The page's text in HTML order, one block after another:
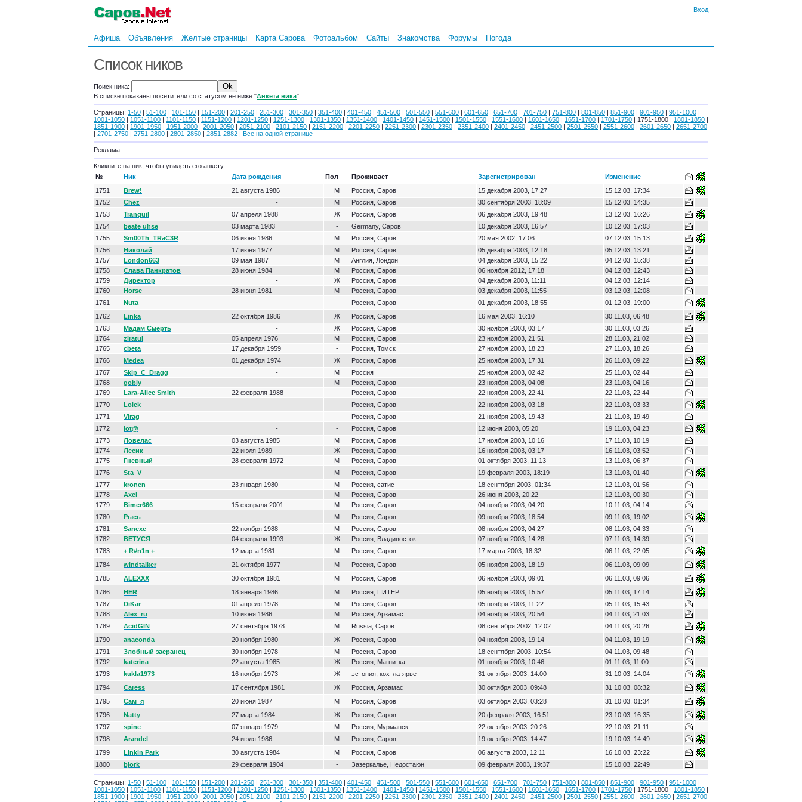
Вход
Афиша Объявления Желтые страницы Карта Сарова Фотоальбом Сайты Знакомства Форумы Погода
Список ников
Поиск ника:
В списке показаны посетители со статусом не ниже "Анкета ника".
Страницы: 1-50 | 51-100 | 101-150 | 151-200 | 201-250 | 251-300 | 301-350 | 351-400 | 401-450 | 451-500 | 501-550 | 551-600 | 601-650 | 651-700 | 701-750 | 751-800 | 801-850 | 851-900 | 901-950 | 951-1000 |
1001-1050 | 1051-1100 | 1101-1150 | 1151-1200 | 1201-1250 | 1251-1300 | 1301-1350 | 1351-1400 | 1401-1450 | 1451-1500 | 1501-1550 | 1551-1600 | 1601-1650 | 1651-1700 | 1701-1750 | 1751-1800 | 1801-1850 |
1851-1900 | 1901-1950 | 1951-2000 | 2001-2050 | 2051-2100 | 2101-2150 | 2151-2200 | 2201-2250 | 2251-2300 | 2301-2350 | 2351-2400 | 2401-2450 | 2451-2500 | 2501-2550 | 2551-2600 | 2601-2650 | 2651-2700
| 2701-2750 | 2751-2800 | 2801-2850 | 2851-2882 | Все на одной странице
Реклама:
Кликните на ник, чтобы увидеть его анкету.
№
Ник Дата рождения Пол Проживает Зарегистрирован
Изменение
1751
Brew! 21 августа 1986 М Россия, Саров 15 декабря 2003, 17:27
15.12.03, 17:34
1752
Chez - М Россия, Саров 30 сентября 2003, 18:09
15.12.03, 14:35
1753
Tranquil 07 апреля 1988 Ж Россия, Саров 06 декабря 2003, 19:48
13.12.03, 16:26
1754
beate uhse 03 марта 1983 - Germany, Саров 10 декабря 2003, 16:57
10.12.03, 17:03
1755
Sm00Th_TRaC3R 06 июня 1986 М Россия, Саров 20 мая 2002, 17:06
07.12.03, 15:13
1756
Николай 17 июня 1977 М Россия, Саров 05 декабря 2003, 12:18
05.12.03, 13:21
1757
London663 09 мая 1987 М Англия, Лондон 04 декабря 2003, 15:22
04.12.03, 15:38
1758
Слава Панкратов 28 июня 1984 М Россия, Саров 06 ноября 2012, 17:18
04.12.03, 12:43
1759
Директор - Ж Россия, Саров 04 декабря 2003, 11:11
04.12.03, 12:14
1760
Horse 28 июня 1981 М Россия, Саров 03 декабря 2003, 11:55
03.12.03, 12:08
1761
Nuta - - Россия, Саров 01 декабря 2003, 18:55
01.12.03, 19:00
1762
Linka 22 октября 1986 Ж Россия, Саров 16 мая 2003, 16:10
30.11.03, 06:48
1763
Мадам Смерть - Ж Россия, Саров 30 ноября 2003, 03:17
30.11.03, 03:26
1764
ziratul 05 апреля 1976 М Россия, Саров 23 ноября 2003, 21:51
28.11.03, 21:02
1765
cbeta 17 декабря 1959 - Россия, Томск 27 ноября 2003, 18:23
27.11.03, 18:26
1766
Medea 01 декабря 1974 Ж Россия, Саров 25 ноября 2003, 17:31
26.11.03, 09:22
1767
Skip_C_Dragg - М Россия 25 ноября 2003, 02:42
25.11.03, 02:44
1768
gobly - М Россия, Саров 23 ноября 2003, 04:08
23.11.03, 04:16
1769
Lara-Alice Smith 22 февраля 1988 - Россия, Саров 22 ноября 2003, 22:41
22.11.03, 22:44
1770
Lolek - - Россия, Саров 22 ноября 2003, 03:18
22.11.03, 03:33
1771
Virag - - Россия, Саров 21 ноября 2003, 19:43
21.11.03, 19:49
1772
lot@ - - Россия, Саров 12 июня 2003, 05:20
19.11.03, 04:23
1773
Ловелас 03 августа 1985 М Россия, Саров 17 ноября 2003, 10:16
17.11.03, 10:19
1774
Лесик 22 июля 1989 Ж Россия, Саров 16 ноября 2003, 03:17
16.11.03, 03:52
1775
Гневный 28 февраля 1972 М Россия, Саров 01 октября 2003, 11:13
13.11.03, 06:37
1776
Sta_V - М Россия, Саров 19 февраля 2003, 18:19
13.11.03, 01:40
1777
kronen 23 января 1980 М Россия, сатис 18 сентября 2003, 01:34
12.11.03, 01:56
1778
Axel - М Россия, Саров 26 июня 2003, 20:22
12.11.03, 00:30
1779
Bimer666 15 февраля 2001 М Россия, Саров 04 ноября 2003, 04:20
10.11.03, 04:14
1780
Рысь - М Россия, Саров 09 ноября 2003, 18:54
09.11.03, 19:02
1781
Sanexe 22 ноября 1988 М Россия, Саров 08 ноября 2003, 04:27
08.11.03, 04:33
1782
ВЕТУСЯ 04 февраля 1993 Ж Россия, Владивосток 07 ноября 2003, 14:28
07.11.03, 14:39
1783
+ R#n1n + 12 марта 1981 М Россия, Саров 17 марта 2003, 18:32
06.11.03, 22:05
1784
windtalker 21 октября 1977 М Россия, Саров 05 ноября 2003, 18:19
06.11.03, 09:09
1785
ALEXXX 30 октября 1981 М Россия, Саров 06 ноября 2003, 09:01
06.11.03, 09:06
1786
HER 18 января 1986 М Россия, ПИТЕР 05 ноября 2003, 15:57
05.11.03, 17:14
1787
DiKar 01 апреля 1978 М Россия, Саров 05 ноября 2003, 11:22
05.11.03, 15:43
1788
Alex_ru 10 июня 1986 М Россия, Арзамас 04 ноября 2003, 20:54
04.11.03, 21:03
1789
AcidGIN 27 сентября 1978 М Russia, Саров 08 сентября 2002, 12:02
04.11.03, 20:26
1790
anaconda 20 ноября 1980 Ж Россия, Саров 04 ноября 2003, 19:14
04.11.03, 19:19
1791
Злобный засранец 30 ноября 1978 М Россия, Саров 18 сентября 2003, 10:54
04.11.03, 09:48
1792
katerina 22 августа 1985 Ж Россия, Магнитка 01 ноября 2003, 10:46
01.11.03, 11:00
1793
kukla1973 16 ноября 1973 Ж эстония, кохтла-ярве 31 октября 2003, 14:00
31.10.03, 14:04
1794
Caress 17 сентября 1981 Ж Россия, Арзамас 30 октября 2003, 09:48
31.10.03, 08:32
1795
Сам_я 20 июня 1987 М Россия, Саров 03 октября 2003, 03:28
31.10.03, 01:34
1796
Natty 27 марта 1984 Ж Россия, Саров 20 февраля 2003, 16:51
23.10.03, 16:35
1797
spine 07 января 1979 М Россия, Мурманск 22 октября 2003, 20:26
22.10.03, 21:11
1798
Arandel 24 июля 1986 М Россия, Саров 19 октября 2003, 14:47
19.10.03, 14:49
1799
Linkin Park 30 августа 1984 М Россия, Саров 06 августа 2003, 12:11
16.10.03, 23:22
1800
bjork 29 февраля 1904 - Зазеркалье, Недостаюн 09 февраля 2003, 19:37 15.10.03, 22:49
Страницы: 1-50 | 51-100 | 101-150 | 151-200 | 201-250 | 251-300 | 301-350 | 351-400 | 401-450 | 451-500 | 501-550 | 551-600 | 601-650 | 651-700 | 701-750 | 751-800 | 801-850 | 851-900 | 901-950 | 951-1000 |
1001-1050 | 1051-1100 | 1101-1150 | 1151-1200 | 1201-1250 | 1251-1300 | 1301-1350 | 1351-1400 | 1401-1450 | 1451-1500 | 1501-1550 | 1551-1600 | 1601-1650 | 1651-1700 | 1701-1750 | 1751-1800 | 1801-1850 |
1851-1900 | 1901-1950 | 1951-2000 | 2001-2050 | 2051-2100 | 2101-2150 | 2151-2200 | 2201-2250 | 2251-2300 | 2301-2350 | 2351-2400 | 2401-2450 | 2451-2500 | 2501-2550 | 2551-2600 | 2601-2650 | 2651-2700